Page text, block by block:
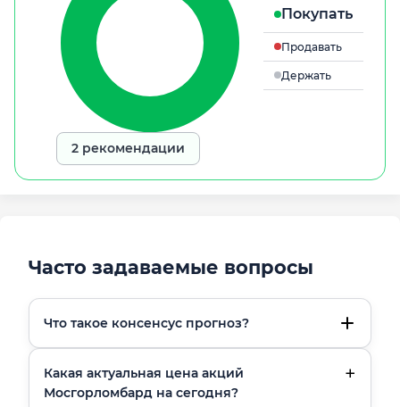
Покупать
Продавать
Держать
2 рекомендации
Часто задаваемые вопросы
Что такое консенсус прогноз?
Какая актуальная цена акций
Мосгорломбард на сегодня?